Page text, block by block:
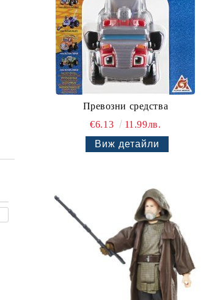
Превозни средства
€6.13
11.99лв.
Виж детайли